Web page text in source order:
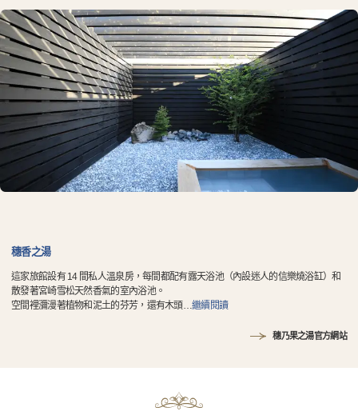
穗香之湯
這家旅館設有 14 間私人溫泉房，每間都配有露天浴池（內設迷人的信樂燒浴缸）和
散發著宮崎雪松天然香氣的室內浴池。
空間裡瀰漫著植物和泥土的芬芳，還有木頭…繼續閱讀
穗乃果之湯官方網站